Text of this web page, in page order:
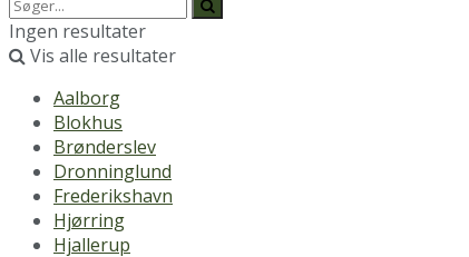
Ingen resultater
Vis alle resultater
Aalborg
Blokhus
Brønderslev
Dronninglund
Frederikshavn
Hjørring
Hjallerup